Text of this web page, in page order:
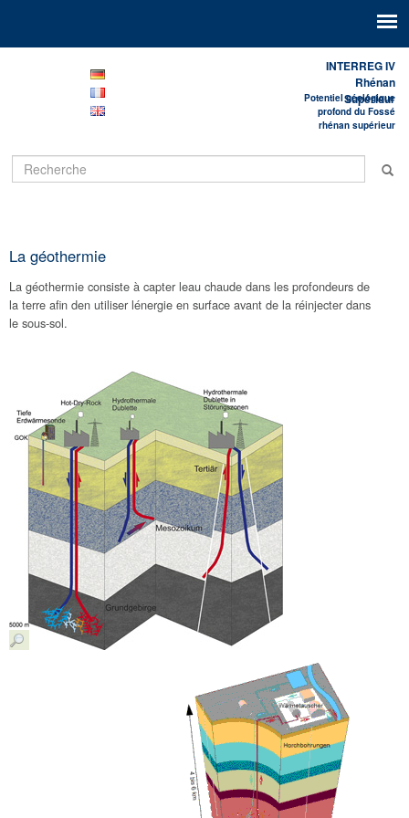
INTERREG IV
Rhénan
Supérieur
Potentiel géologique
profond du Fossé
rhénan supérieur
La géothermie
La géothermie consiste à capter leau chaude dans les profondeurs de
la terre afin den utiliser lénergie en surface avant de la réinjecter dans
le sous-sol.